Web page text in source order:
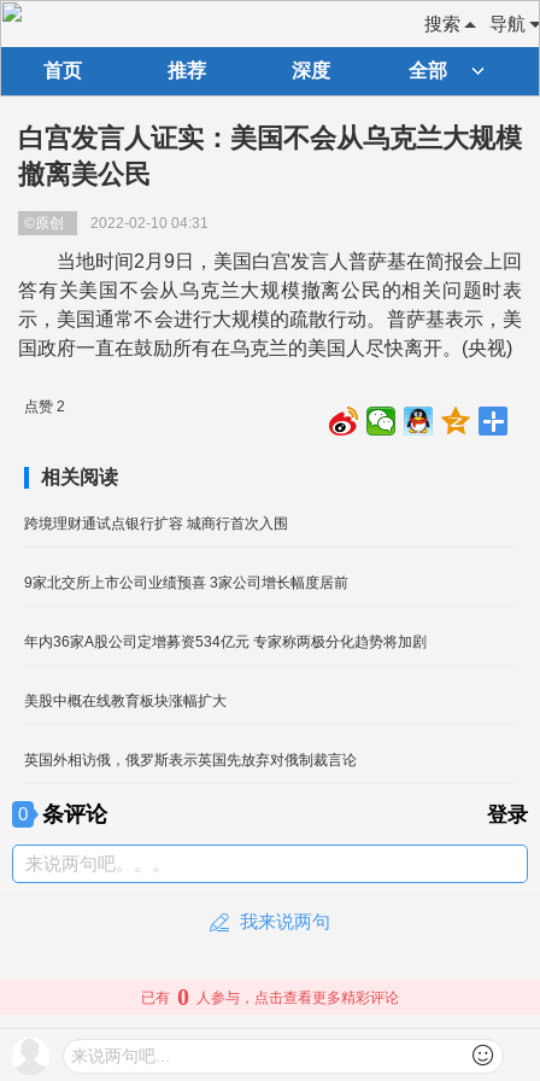
导航
搜索
首页 推荐 深度 全部
白宫发言人证实：美国不会从乌克兰大规模
撤离美公民
©原创 2022-02-10 04:31
当地时间2月9日，美国白宫发言人普萨基在简报会上回
答有关美国不会从乌克兰大规模撤离公民的相关问题时表
示，美国通常不会进行大规模的疏散行动。普萨基表示，美
国政府一直在鼓励所有在乌克兰的美国人尽快离开。(央视)
点赞 2
相关阅读
跨境理财通试点银行扩容 城商行首次入围
9家北交所上市公司业绩预喜 3家公司增长幅度居前
年内36家A股公司定增募资534亿元 专家称两极分化趋势将加剧
美股中概在线教育板块涨幅扩大
英国外相访俄，俄罗斯表示英国先放弃对俄制裁言论
0 条评论 登录
来说两句吧。。。
我来说两句
来说两句吧...
已有 0 人参与，点击查看更多精彩评论